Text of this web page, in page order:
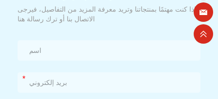
إذا كنت مهتمًا بمنتجاتنا وتريد معرفة المزيد من التفاصيل، فيرجى
الاتصال بنا أو ترك رسالة هنا
*